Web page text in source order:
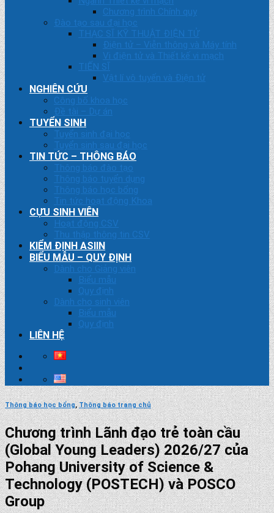
Chương trình Chính quy
Đào tạo sau đại học
THẠC SĨ KỸ THUẬT ĐIỆN TỬ
Điện tử – Viễn thông và Máy tính
Vi điện tử và Thiết kế vi mạch
TIẾN SĨ
Vật lí vô tuyến và Điện tử
NGHIÊN CỨU
Công bố khoa học
Đề tài – Dự án
TUYỂN SINH
Tuyển sinh đại học
Tuyển sinh sau đại học
TIN TỨC – THÔNG BÁO
Thông báo đào tạo
Thông báo tuyển dụng
Thông báo học bổng
Tin tức hoạt động Khoa
CỰU SINH VIÊN
Hoạt động CSV
Thu thập thông tin CSV
KIỂM ĐỊNH ASIIN
BIỂU MẪU – QUY ĐỊNH
Dành cho Giảng viên
Biểu mẫu
Quy định
Dành cho sinh viên
Biểu mẫu
Quy định
LIÊN HỆ
Thông báo học bổng,Thông báo trang chủ
Chương trình Lãnh đạo trẻ toàn cầu
(Global Young Leaders) 2026/27 của
Pohang University of Science &
Technology (POSTECH) và POSCO
Group